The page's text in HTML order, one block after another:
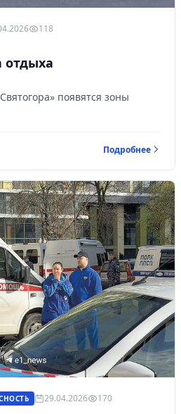
118
отдыха
появятся зоны
Подробнее
29.04.2026 170